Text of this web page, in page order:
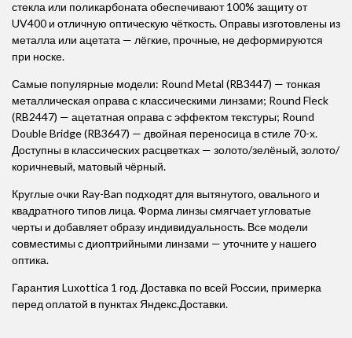
стекла или поликарбоната обеспечивают 100% защиту от
UV400 и отличную оптическую чёткость. Оправы изготовлены из
металла или ацетата — лёгкие, прочные, не деформируются
при носке.
Самые популярные модели: Round Metal (RB3447) — тонкая
металлическая оправа с классическими линзами; Round Fleck
(RB2447) — ацетатная оправа с эффектом текстуры; Round
Double Bridge (RB3647) — двойная переносица в стиле 70-х.
Доступны в классических расцветках — золото/зелёный, золото/
коричневый, матовый чёрный.
Круглые очки Ray-Ban подходят для вытянутого, овального и
квадратного типов лица. Форма линзы смягчает угловатые
черты и добавляет образу индивидуальность. Все модели
совместимы с диоптрийными линзами — уточните у нашего
оптика.
Гарантия Luxottica 1 год. Доставка по всей России, примерка
перед оплатой в пунктах Яндекс.Доставки.